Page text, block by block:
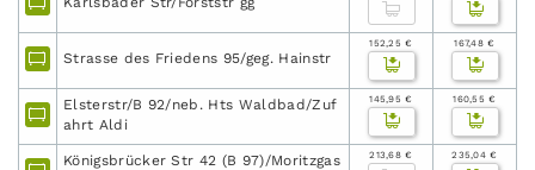
Strasse des Friedens 95/geg. Hainstr
152,25 € 167,48 €
Elsterstr/B 92/neb. Hts Waldbad/Zuf
ahrt Aldi
145,95 € 160,55 €
Königsbrücker Str 42 (B 97)/Moritzgas
213,68 € 235,04 €